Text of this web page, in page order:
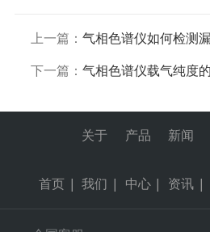
上一篇： 气相色谱仪如何检测漏气
下一篇： 气相色谱仪载气纯度
首页
关于
我们
产品
中心
新闻
资讯